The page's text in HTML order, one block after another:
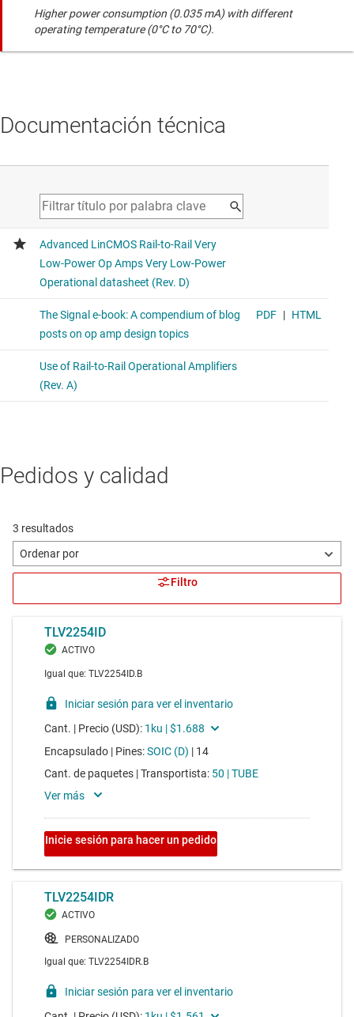
Higher power consumption (0.035 mA) with different
operating temperature (0°C to 70°C).
Documentación técnica
Pedidos y calidad